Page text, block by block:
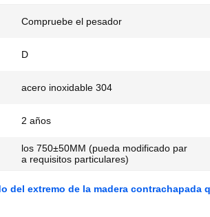
Compruebe el pesador
D
acero inoxidable 304
2 años
los 750±50MM (pueda modificado par
a requisitos particulares)
del extremo de la madera